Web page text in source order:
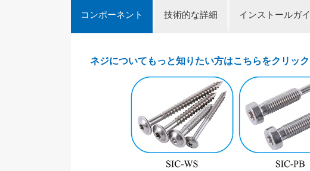
コンポーネント 技術的な詳細 インストールガ
ネジについてもっと知りたい方はこちらをクリッ